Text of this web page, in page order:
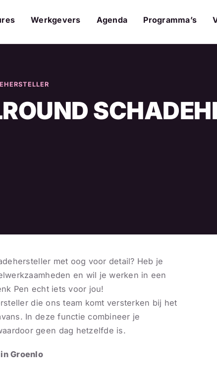
Werkgevers Agenda Programma’s
met oog voor detail? Heb je
en wil je werken in een
Pen echt iets voor jou!
die ons team komt versterken bij het
In deze functie combineer je
geen dag hetzelfde is.
Groenlo